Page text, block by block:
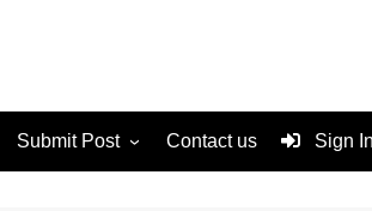
Submit Post Contact us Sign